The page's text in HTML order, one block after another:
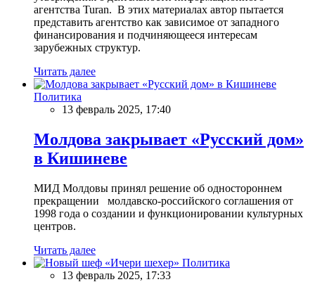
агентства Turan. В этих материалах автор пытается
представить агентство как зависимое от западного
финансирования и подчиняющееся интересам
зарубежных структур.
Читать далее
Политика
13 февраль 2025, 17:40
Молдова закрывает «Русский дом»
в Кишиневе
МИД Молдовы принял решение об одностороннем
прекращении молдавско-российского соглашения от
1998 года о создании и функционировании культурных
центров.
Читать далее
Политика
13 февраль 2025, 17:33